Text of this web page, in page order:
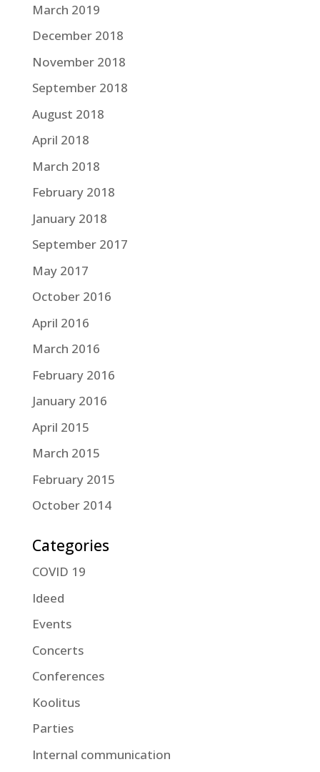
March 2019
December 2018
November 2018
September 2018
August 2018
April 2018
March 2018
February 2018
January 2018
September 2017
May 2017
October 2016
April 2016
March 2016
February 2016
January 2016
April 2015
March 2015
February 2015
October 2014
Categories
COVID 19
Ideed
Events
Concerts
Conferences
Koolitus
Parties
Internal communication